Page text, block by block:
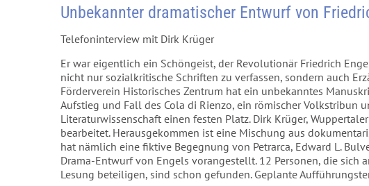
Unbekannter dramatischer Entwurf von
Telefoninterview mit Dirk Krüger
Er war eigentlich ein Schöngeist, der Revolutionär Friedrich
nicht nur sozialkritische Schriften zu verfassen, sondern auch
Förderverein Historisches Zentrum hat ein unbekanntes
Aufstieg und Fall des Cola di Rienzo, ein römischer Volkstribun
Literaturwissenschaft einen festen Platz. Dirk Krüger,
bearbeitet. Herausgekommen ist eine Mischung aus
hat nämlich eine fiktive Begegnung von Petrarca, Edward L.
Drama-Entwurf von Engels vorangestellt. 12 Personen, die sich
Lesung beteiligen, sind schon gefunden. Geplante